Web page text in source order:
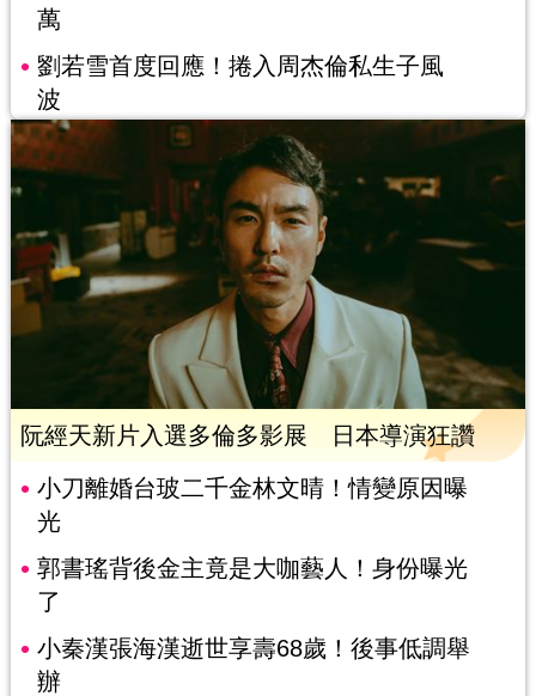
萬
劉若雪首度回應！捲入周杰倫私生子風
波
阮經天新片入選多倫多影展 日本導演狂讚
小刀離婚台玻二千金林文晴！情變原因曝
光
郭書瑤背後金主竟是大咖藝人！身份曝光
了
小秦漢張海漢逝世享壽68歲！後事低調舉
辦